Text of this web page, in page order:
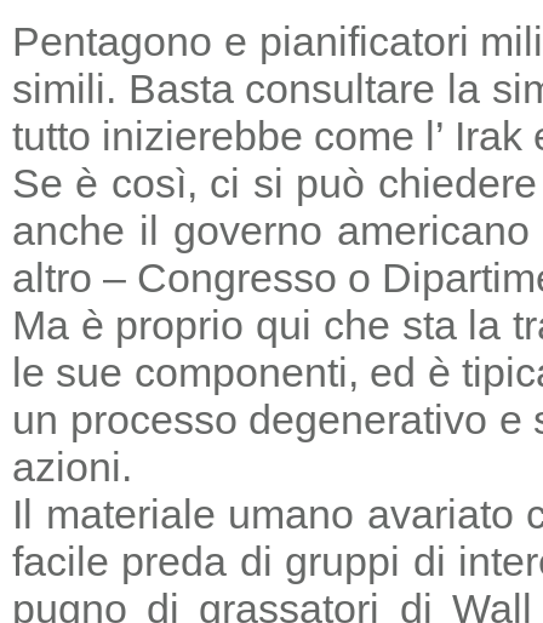
Pentagono e pianificatori
simili. Basta consultare la
tutto inizierebbe come l’
Se è così, ci si può
anche il governo
altro – Congresso o
Ma è proprio qui che sta la
le sue componenti, ed è
un processo degenerativo
azioni.
Il materiale umano avariato
facile preda di gruppi di
pugno di grassatori di